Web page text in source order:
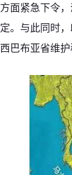
方面紧急下令
定。与此同时
西巴布亚省维护